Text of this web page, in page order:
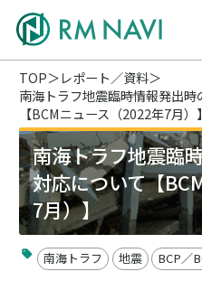
TOP
レポート／資料
南海トラフ地震臨時情報発出
【BCMニュース（2022年7月）】
南海トラフ地震臨
対応について【
7月）】
南海トラフ 地震 BCP／